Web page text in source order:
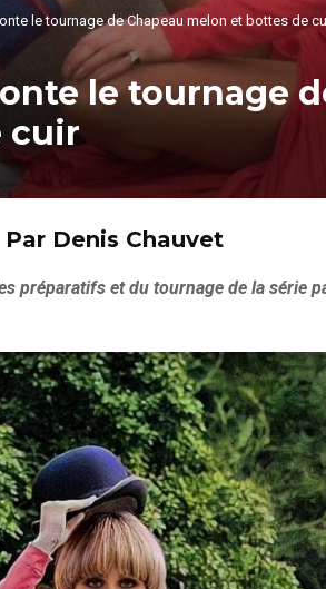
le tournage de Chapeau melon et bottes de
le tournage
cuir
Par Denis Chauvet
préparatifs et du tournage de la série